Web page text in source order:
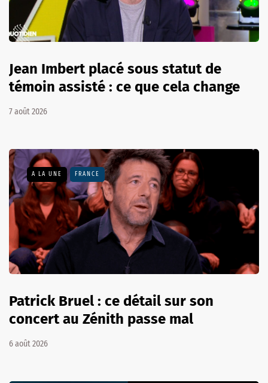
Jean Imbert placé sous statut de
témoin assisté : ce que cela change
7 août 2026
A LA UNE FRANCE
Patrick Bruel : ce détail sur son
concert au Zénith passe mal
6 août 2026